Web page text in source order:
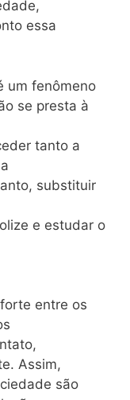
essa
um fenômeno
se presta à
tanto a
substituir
e estudar o
entre os
Assim,
são